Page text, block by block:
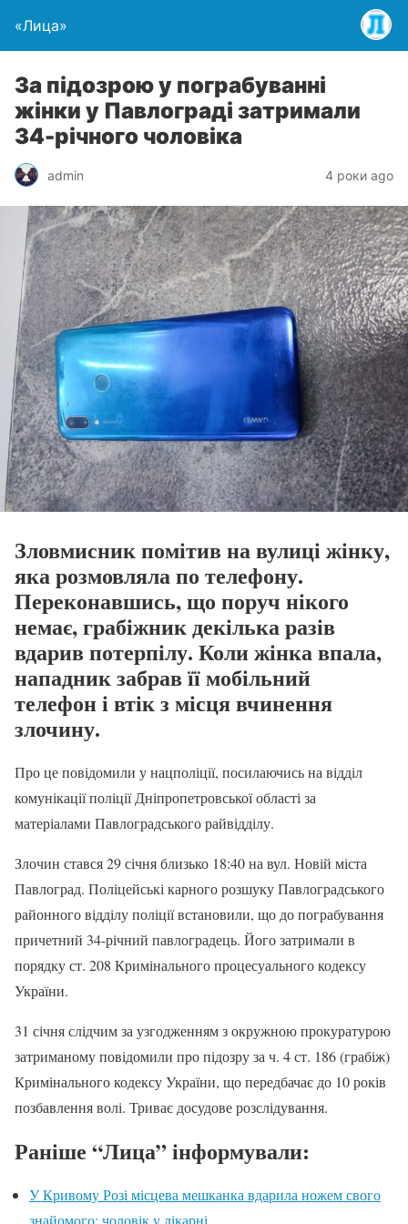
«Лица»
За підозрою у пограбуванні
жінки у Павлограді затримали
34-річного чоловіка
admin 4 роки ago
Зловмисник помітив на вулиці жінку,
яка розмовляла по телефону.
Переконавшись, що поруч нікого
немає, грабіжник декілька разів
вдарив потерпілу. Коли жінка впала,
нападник забрав її мобільний
телефон і втік з місця вчинення
злочину.
Про це повідомили у нацполіції, посилаючись на відділ
комунікації поліції Дніпропетровської області за
матеріалами Павлоградського райвідділу.
Злочин стався 29 січня близько 18:40 на вул. Новій міста
Павлоград. Поліцейські карного розшуку Павлоградського
районного відділу поліції встановили, що до пограбування
причетний 34-річний павлоградець. Його затримали в
порядку ст. 208 Кримінального процесуального кодексу
України.
31 січня слідчим за узгодженням з окружною прокуратурою
затриманому повідомили про підозру за ч. 4 ст. 186 (грабіж)
Кримінального кодексу України, що передбачає до 10 років
позбавлення волі. Триває досудове розслідування.
Раніше “Лица” інформували:
У Кривому Розі місцева мешканка вдарила ножем свого
знайомого: чоловік у лікарні